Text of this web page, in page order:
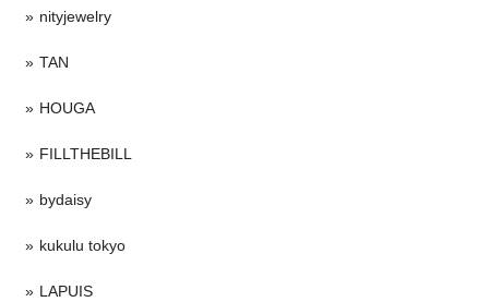
nityjewelry
TAN
HOUGA
FILLTHEBILL
bydaisy
kukulu tokyo
LAPUIS